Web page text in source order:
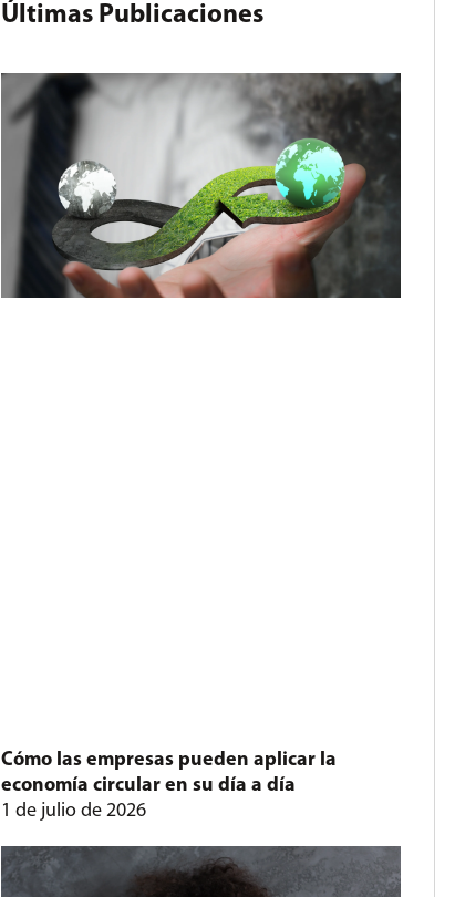
Últimas Publicaciones
Cómo las empresas pueden aplicar la
economía circular en su día a día
1 de julio de 2026